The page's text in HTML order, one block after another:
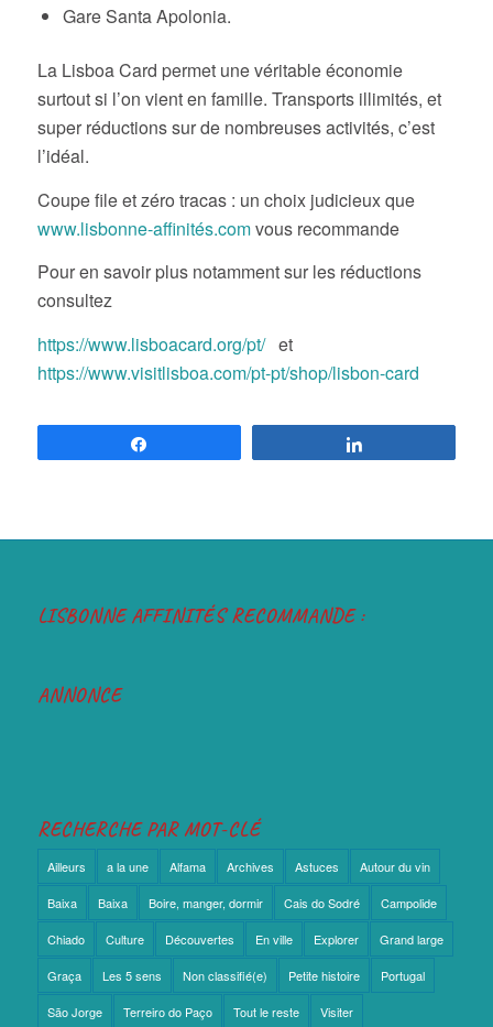
Gare Santa Apolonia.
La Lisboa Card permet une véritable économie
surtout si l’on vient en famille. Transports illimités, et
super réductions sur de nombreuses activités, c’est
l’idéal.
Coupe file et zéro tracas : un choix judicieux que
www.lisbonne-affinités.comvous recommande
Pour en savoir plus notamment sur les réductions
consultez
https://www.lisboacard.org/pt/et
https://www.visitlisboa.com/pt-pt/shop/lisbon-card
LISBONNE AFFINITÉS RECOMMANDE :
ANNONCE
RECHERCHE PAR MOT-CLÉ
Ailleurs a la une Alfama Archives Astuces Autour du vin
Baixa Baixa Boire, manger, dormir Cais do Sodré Campolide
Chiado Culture Découvertes En ville Explorer Grand large
Graça Les 5 sens Non classifié(e) Petite histoire Portugal
São Jorge Terreiro do Paço Tout le reste Visiter